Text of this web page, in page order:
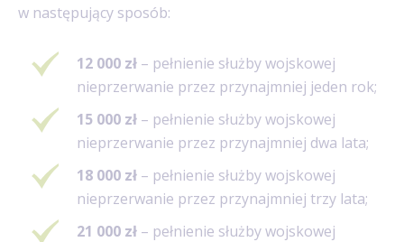
w następujący sposób:
12 000 zł – pełnienie służby wojskowej
nieprzerwanie przez przynajmniej jeden rok;
15 000 zł – pełnienie służby wojskowej
nieprzerwanie przez przynajmniej dwa lata;
18 000 zł – pełnienie służby wojskowej
nieprzerwanie przez przynajmniej trzy lata;
21 000 zł – pełnienie służby wojskowej